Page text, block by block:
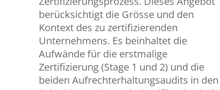
berücksichtigt die Grösse und den
Kontext des zu zertifizierenden
Unternehmens. Es beinhaltet die
Aufwände für die erstmalige
Zertifizierung (Stage 1 und 2) und die
beiden Aufrechterhaltungsaudits in den